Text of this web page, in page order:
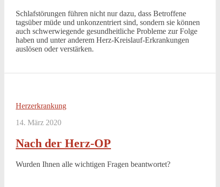
Schlafstörungen führen nicht nur dazu, dass Betroffene
tagsüber müde und unkonzentriert sind, sondern sie können
auch schwerwiegende gesundheitliche Probleme zur Folge
haben und unter anderem Herz-Kreislauf-Erkrankungen
auslösen oder verstärken.
Herzerkrankung
14. März 2020
Nach der Herz-OP
Wurden Ihnen alle wichtigen Fragen beantwortet?